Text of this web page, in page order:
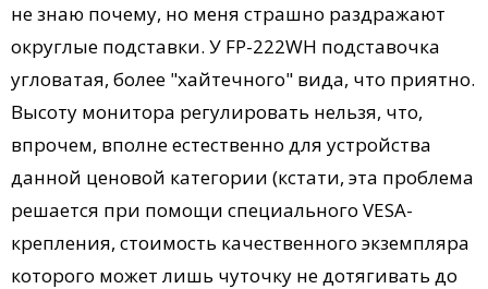
не знаю почему, но меня страшно раздражают
округлые подставки. У FP-222WH подставочка
угловатая, более "хайтечного" вида, что приятно.
Высоту монитора регулировать нельзя, что,
впрочем, вполне естественно для устройства
данной ценовой категории (кстати, эта проблема
решается при помощи специального VESA-
крепления, стоимость качественного экземпляра
которого может лишь чуточку не дотягивать до